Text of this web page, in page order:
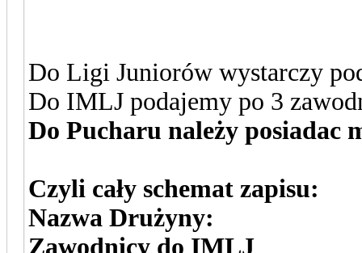
Do Ligi Juniorów wystarczy
Do IMLJ podajemy po 3
Do Pucharu należy posiadac
Czyli cały schemat zapisu:
Nazwa Drużyny:
Zawodnicy do IMLJ